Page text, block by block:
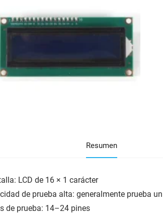
Resumen
LCD de 16 × 1 carácter
de prueba alta: generalmente prueba
de prueba: 14–24 pines